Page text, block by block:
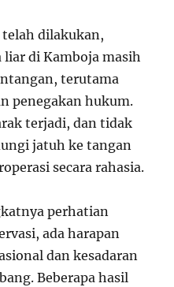
telah dilakukan,
liar di Kamboja masih
terutama
penegakan hukum.
terjadi, dan tidak
jatuh ke tangan
secara rahasia.
perhatian
ada harapan
dan kesadaran
Beberapa hasil